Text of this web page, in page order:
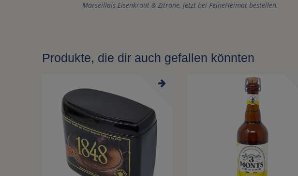
Marseillais Eisenkraut & Zitrone, jetzt bei FeineHeimat bestellen.
Produkte, die dir auch gefallen könnten